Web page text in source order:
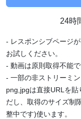
24時
- レスポンシブページ
お試しください。
- 動画は原則取得不能で
- 一部の非ストリーミ
png,jpgは直接URLを
だし、取得のサイズ制
整中です)使います。